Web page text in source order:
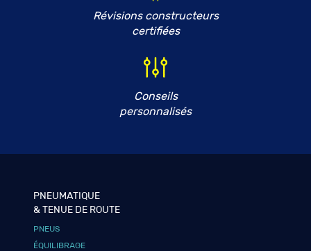
Révisions constructeurs
certifiées
Conseils
personnalisés
PNEUMATIQUE
& TENUE DE ROUTE
PNEUS
ÉQUILIBRAGE